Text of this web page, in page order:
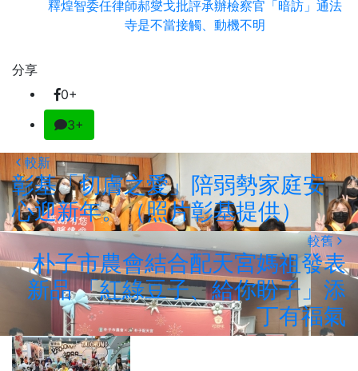
釋煌智委任律師郝燮戈批評承辦檢察官「暗訪」通法
寺是不當接觸、動機不明
分享
0+
3+
較新
彰基「切膚之愛」陪弱勢家庭安
心迎新年。（照片彰基提供）
較舊
朴子市農會結合配天宮媽祖發表
新品 「紅綠豆子、給你盼子」添
丁有福氣